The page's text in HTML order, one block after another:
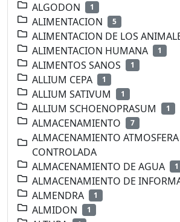
ALGODON 1
ALIMENTACION 5
ALIMENTACION DE LOS
ALIMENTACION HUMANA 1
ALIMENTOS SANOS 1
ALLIUM CEPA 1
ALLIUM SATIVUM 1
ALLIUM SCHOENOPRASUM 1
ALMACENAMIENTO 7
ALMACENAMIENTO ATMOSFERA
CONTROLADA
ALMACENAMIENTO DE AGUA 1
ALMACENAMIENTO DE
ALMENDRA 1
ALMIDON 1